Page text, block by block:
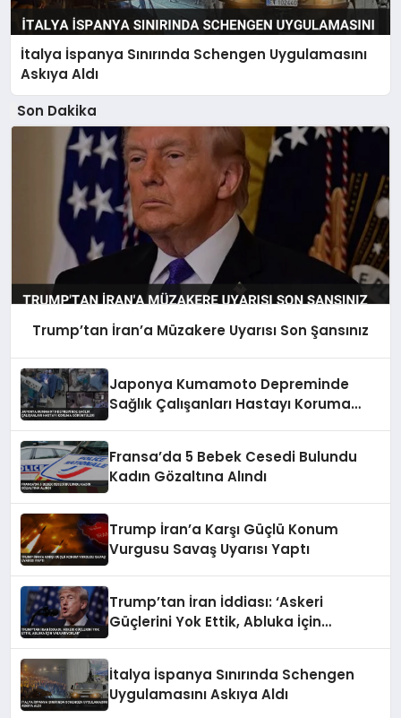
İtalya İspanya Sınırında Schengen Uygulamasını
Askıya Aldı
Son Dakika
Trump’tan İran’a Müzakere Uyarısı Son Şansınız
Japonya Kumamoto Depreminde
Sağlık Çalışanları Hastayı Koruma
Fransa’da 5 Bebek Cesedi Bulundu
Kadın Gözaltına Alındı
Trump İran’a Karşı Güçlü Konum
Vurgusu Savaş Uyarısı Yaptı
Trump’tan İran İddiası: ‘Askeri
Güçlerini Yok Ettik, Abluka İçin
İtalya İspanya Sınırında Schengen
Uygulamasını Askıya Aldı